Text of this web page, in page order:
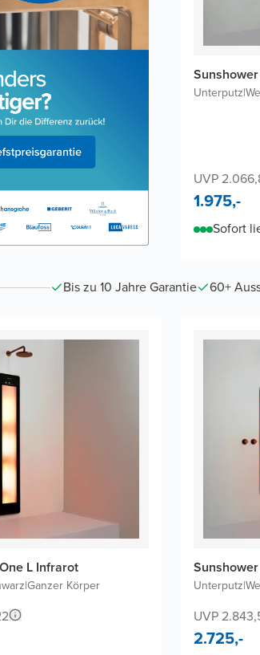
Unterputz|
UVP
1.975,-
Sofort
Bis zu 10 Jahre Garantie 60+
L Infrarot
|Ganzer Körper Unterputz|
UVP
2.725,-